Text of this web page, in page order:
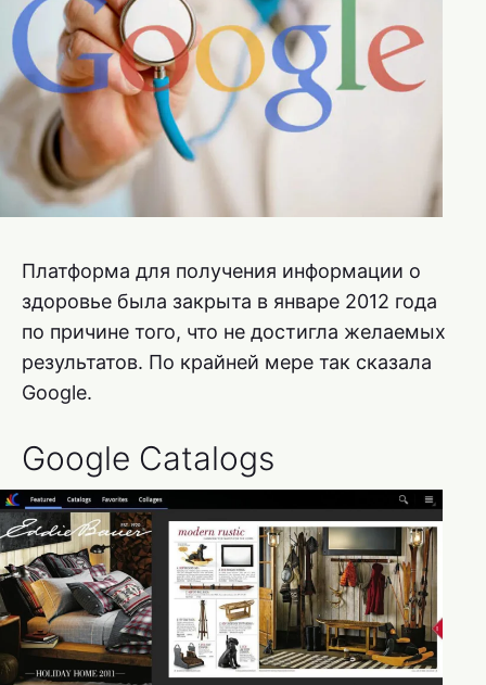
Платформа для получения информации о
здоровье была закрыта в январе 2012 года
по причине того, что не достигла желаемых
результатов. По крайней мере так сказала
Google.
Google Catalogs